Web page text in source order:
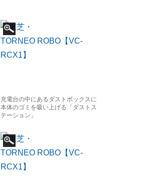
充電台の中にあるダストボックスに
本体のゴミを吸い上げる「ダストス
テーション」